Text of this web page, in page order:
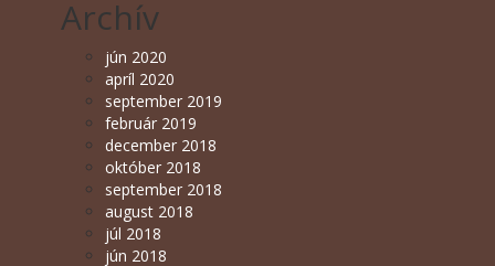
Archív
jún 2020
apríl 2020
september 2019
február 2019
december 2018
október 2018
september 2018
august 2018
júl 2018
jún 2018